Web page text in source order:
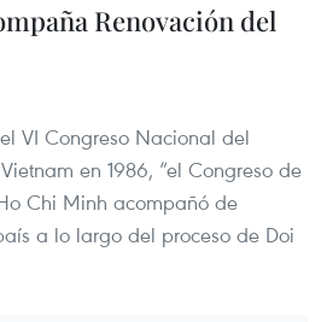
Renovación del
VI Congreso Nacional del
en 1986, “el Congreso de
Chi Minh acompañó de
a lo largo del proceso de Doi